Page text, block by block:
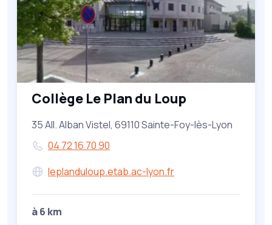
Collège Le Plan du Loup
35 All. Alban Vistel, 69110 Sainte-Foy-lès-Lyon
04 72 16 70 90
leplanduloup.etab.ac-lyon.fr
à 6 km